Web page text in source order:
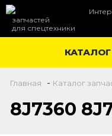
запчастей
для спецтехники
Главная - Каталог
8J7360